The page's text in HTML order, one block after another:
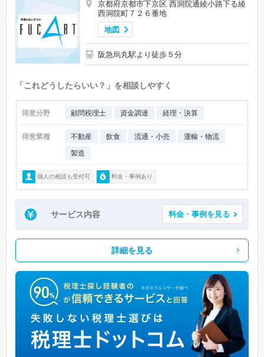
京都府京都市下京区 西洞院通綾小路下る綾
西洞院町７２６番地
地図
阪急烏丸駅より徒歩５分
「これどうしたらいい？」を相談しやすく
得意分野 顧問税理士 資金調達 経理・決算
得意業種 不動産 飲食 流通・小売
運輸・物流
製造
個人の相談も受付可 料金・事例あり
サービス内容 料金・事例を見る
詳細を見る